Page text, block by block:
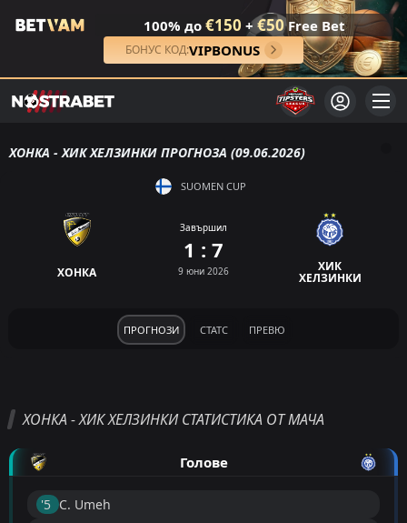
100% до €150 + €50Free Bet
БОНУС КОД:VIPBONUS
ХОНКА - ХИК ХЕЛЗИНКИ ПРОГНОЗА (09.06.2026)
SUOMEN CUP
ХОНКА
Завършил
1 : 7
9 юни 2026 ХИК
ХЕЛЗИНКИ
ПРОГНОЗИ СТАТС ПРЕВЮ
ХОНКА - ХИК ХЕЛЗИНКИ СТАТИСТИКА ОТ МАЧА
Голове
'5 ︎ C. Umeh